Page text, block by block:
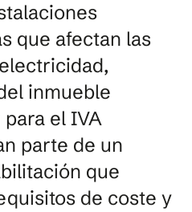
que afectan las
inmueble
el IVA
parte de un
que
de coste y